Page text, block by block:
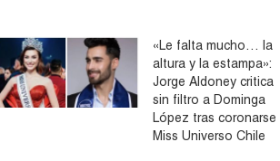
«Le falta mucho… la
altura y la estampa»:
Jorge Aldoney critica
sin filtro a Dominga
López tras coronarse
Miss Universo Chile